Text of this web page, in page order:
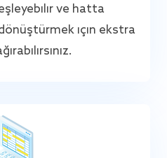
ve hatta
için ekstra